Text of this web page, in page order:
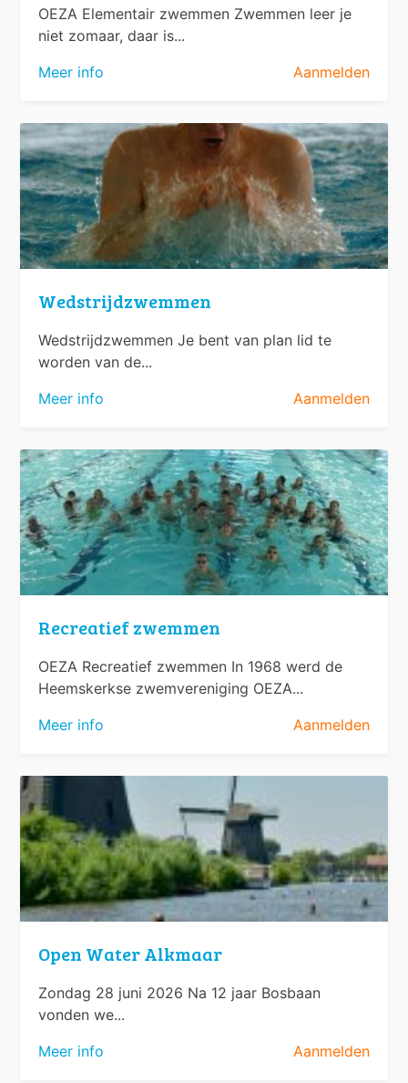
OEZA Elementair zwemmen Zwemmen leer je
niet zomaar, daar is...
Meer info
Aanmelden
Wedstrijdzwemmen
Wedstrijdzwemmen Je bent van plan lid te
worden van de...
Meer info
Aanmelden
Recreatief zwemmen
OEZA Recreatief zwemmen In 1968 werd de
Heemskerkse zwemvereniging OEZA...
Meer info
Aanmelden
Open Water Alkmaar
Zondag 28 juni 2026 Na 12 jaar Bosbaan
vonden we...
Meer info
Aanmelden